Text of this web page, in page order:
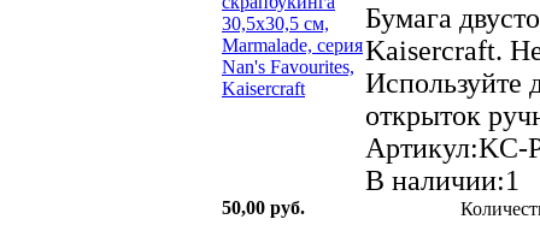
Бумага
Kaisercraft.
Используйте
открыток
Артикул:KC-
В наличии:1
50,00 руб.